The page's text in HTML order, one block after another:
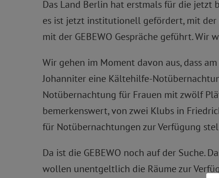
Das Land Berlin hat erstmals für die jetzt
es ist jetzt institutionell gefördert, mit der
mit der GEBEWO Gespräche geführt. Wir
Wir gehen im Moment davon aus, dass
Johanniter eine Kältehilfe-
Notübernachtung für Frauen mit zwölf
bemerkenswert, von zwei Klubs in
für Notübernachtungen zur Verfügung
Da ist die GEBEWO noch auf der Suche.
wollen unentgeltlich die Räume zur